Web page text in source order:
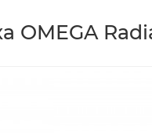
OMEGA